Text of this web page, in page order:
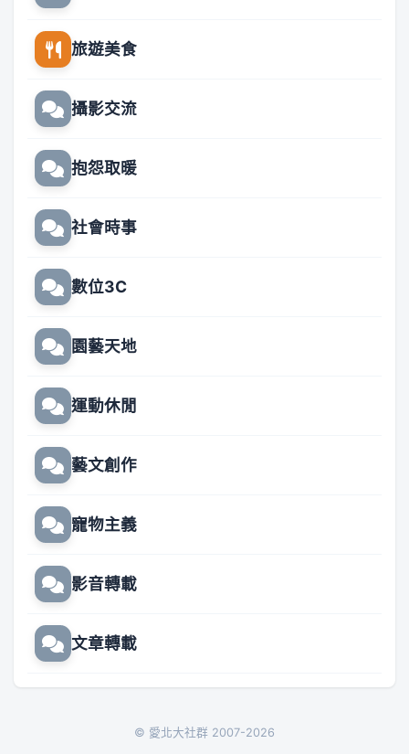
旅遊美食
攝影交流
抱怨取暖
社會時事
數位3C
園藝天地
運動休閒
藝文創作
寵物主義
影音轉載
文章轉載
© 愛北大社群 2007-2026